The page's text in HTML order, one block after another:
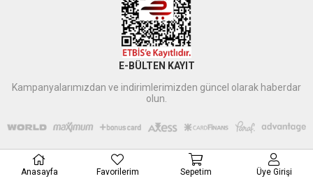
E-BÜLTEN KAYIT
Kampanyalarımızdan ve indirimlerimizden güncel olarak haberdar
olun.
Xbyildirim tarafından düzenlenmiştir
Anasayfa Favorilerim Sepetim Üye Girişi